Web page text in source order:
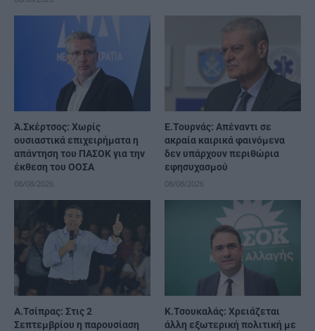
Ά.Σκέρτσος: Χωρίς
ουσιαστικά επιχειρήματα η
απάντηση του ΠΑΣΟΚ για την
έκθεση του ΟΟΣΑ
08/08/2026
Ε.Τουρνάς: Απέναντι σε
ακραία καιρικά φαινόμενα
δεν υπάρχουν περιθώρια
εφησυχασμού
08/08/2026
Α.Τσίπρας: Στις 2
Σεπτεμβρίου η παρουσίαση
Κ.Τσουκαλάς: Xρειάζεται
άλλη εξωτερική πολιτική με